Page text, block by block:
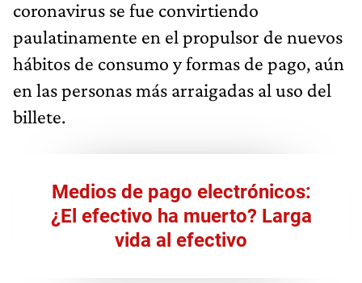
coronavirus se fue convirtiendo
paulatinamente en el propulsor de nuevos
hábitos de consumo y formas de pago, aún
en las personas más arraigadas al uso del
billete.
Medios de pago electrónicos:
¿El efectivo ha muerto? Larga
vida al efectivo